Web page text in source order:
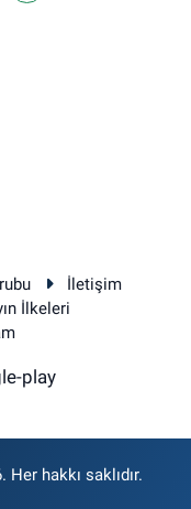
İletişim
İlkeleri
hakkı saklıdır.